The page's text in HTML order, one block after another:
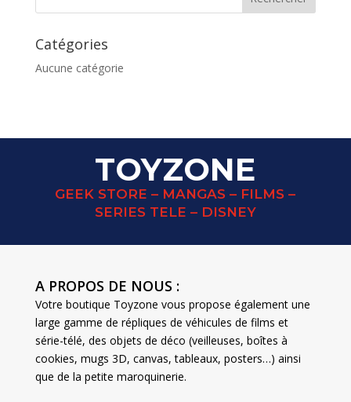
Catégories
Aucune catégorie
TOYZONE
GEEK STORE – MANGAS – FILMS –
SERIES TELE – DISNEY
A PROPOS DE NOUS :
Votre boutique Toyzone vous propose également une
large gamme de répliques de véhicules de films et
série-télé, des objets de déco (veilleuses, boîtes à
cookies, mugs 3D, canvas, tableaux, posters…) ainsi
que de la petite maroquinerie.